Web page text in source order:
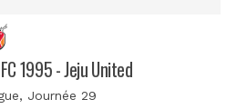
1995 - Jeju United
, Journée 29